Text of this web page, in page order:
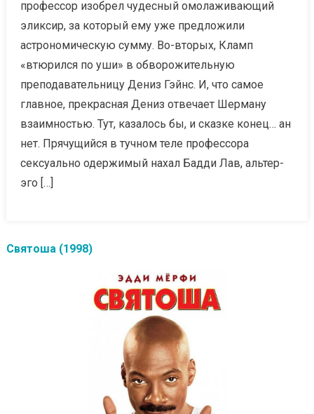
профессор изобрел чудесный омолаживающий
эликсир, за который ему уже предложили
астрономическую сумму. Во-вторых, Кламп
«втюрился по уши» в обворожительную
преподавательницу Дениз Гэйнс. И, что самое
главное, прекрасная Дениз отвечает Шерману
взаимностью. Тут, казалось бы, и сказке конец… ан
нет. Прячущийся в тучном теле профессора
сексуально одержимый нахал Бадди Лав, альтер-
эго […]
Святоша (1998)